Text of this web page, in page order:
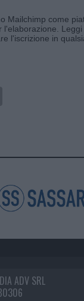
Mailchimp come
l'elaborazione.
l'iscrizione in
ADV SRL